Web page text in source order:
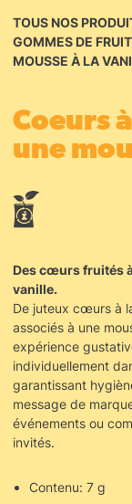
TOUS NOS
GOMMES DE
MOUSSE À LA
Coeurs
une
Des cœurs fruités
vanille.
De juteux cœurs à
associés à une
expérience
individuellement
garantissant
message de
événements ou
invités.
Contenu: 7 g